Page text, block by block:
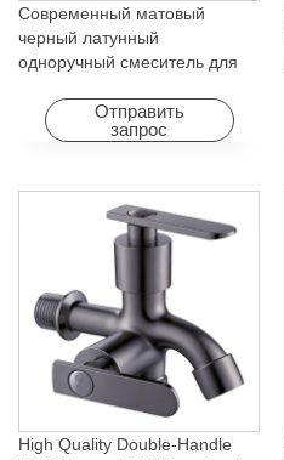
Современный матовый
черный латунный
одноручный смеситель для
горячим водопадом с
вращающейся функцией для
Отправить
запрос
High Quality Double-Handle